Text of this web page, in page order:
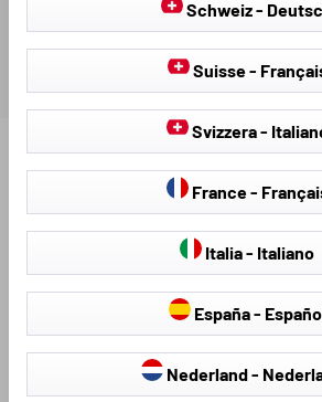
Ontdek meer producten
Schweiz -
Suisse -
Svizzera -
France -
Italia - Italiano
España -
Nederland -